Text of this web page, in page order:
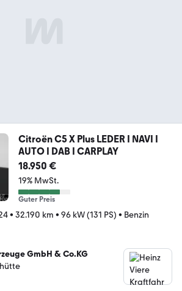
Citroën C5 X Plus LEDER I NAVI I
AUTO I DAB I CARPLAY
18.950 €
19% MwSt.
Guter Preis
• 32.190 km • 96 kW (131 PS) • Benzin
GmbH & Co.KG